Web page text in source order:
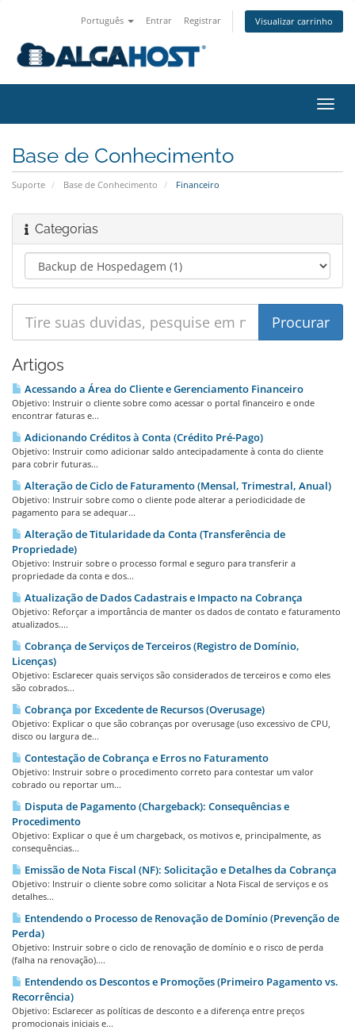
Português Entrar Registrar Visualizar carrinho
Base de Conhecimento
Suporte Base de Conhecimento Financeiro
Categorias
Artigos
Acessando a Área do Cliente e Gerenciamento Financeiro
Objetivo: Instruir o cliente sobre como acessar o portal financeiro e onde
encontrar faturas e...
Adicionando Créditos à Conta (Crédito Pré-Pago)
Objetivo: Instruir como adicionar saldo antecipadamente à conta do cliente
para cobrir futuras...
Alteração de Ciclo de Faturamento (Mensal, Trimestral, Anual)
Objetivo: Instruir sobre como o cliente pode alterar a periodicidade de
pagamento para se adequar...
Alteração de Titularidade da Conta (Transferência de
Propriedade)
Objetivo: Instruir sobre o processo formal e seguro para transferir a
propriedade da conta e dos...
Atualização de Dados Cadastrais e Impacto na Cobrança
Objetivo: Reforçar a importância de manter os dados de contato e faturamento
atualizados....
Cobrança de Serviços de Terceiros (Registro de Domínio,
Licenças)
Objetivo: Esclarecer quais serviços são considerados de terceiros e como eles
são cobrados...
Cobrança por Excedente de Recursos (Overusage)
Objetivo: Explicar o que são cobranças por overusage (uso excessivo de CPU,
disco ou largura de...
Contestação de Cobrança e Erros no Faturamento
Objetivo: Instruir sobre o procedimento correto para contestar um valor
cobrado ou reportar um...
Disputa de Pagamento (Chargeback): Consequências e
Procedimento
Objetivo: Explicar o que é um chargeback, os motivos e, principalmente, as
consequências...
Emissão de Nota Fiscal (NF): Solicitação e Detalhes da Cobrança
Objetivo: Instruir o cliente sobre como solicitar a Nota Fiscal de serviços e os
detalhes...
Entendendo o Processo de Renovação de Domínio (Prevenção de
Perda)
Objetivo: Instruir sobre o ciclo de renovação de domínio e o risco de perda
(falha na renovação)....
Entendendo os Descontos e Promoções (Primeiro Pagamento vs.
Recorrência)
Objetivo: Esclarecer as políticas de desconto e a diferença entre preços
promocionais iniciais e...